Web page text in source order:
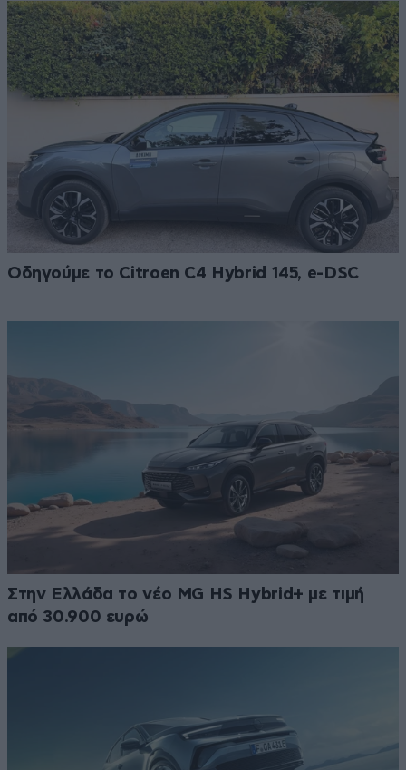
Οδηγούμε το Citroen C4 Hybrid 145, e-DSC
Στην Ελλάδα το νέο MG HS Hybrid+ με τιμή
από 30.900 ευρώ